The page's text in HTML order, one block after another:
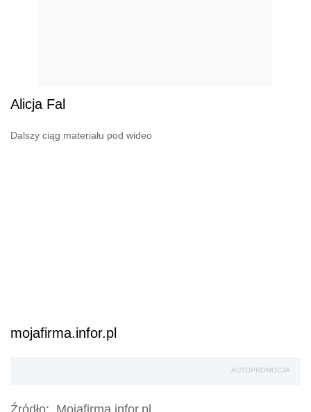
Alicja Fal
Dalszy ciąg materiału pod wideo
mojafirma.infor.pl
AUTOPROMOCJA